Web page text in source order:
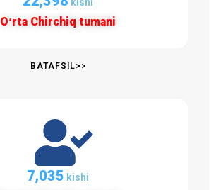
Oʻrta Chirchiq tumani
BATAFSIL>>
7,081 kishi